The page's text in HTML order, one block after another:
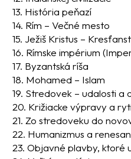
13. História peňazí
14. Rím – Večné mesto
15. Ježiš Kristus –
16. Rímske impérium
17. Byzantská ríša
18. Mohamed – Islam
19. Stredovek – udalosti a
20. Križiacke výpravy a
21. Zo stredoveku do
22. Humanizmus a
23. Objavné plavby, ktoré